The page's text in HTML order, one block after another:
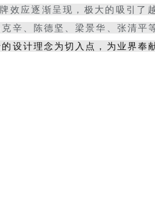
效应逐渐呈现，极大的吸引了
辛、陈德坚、梁景华、张清平
设计理念为切入点，为业界奉